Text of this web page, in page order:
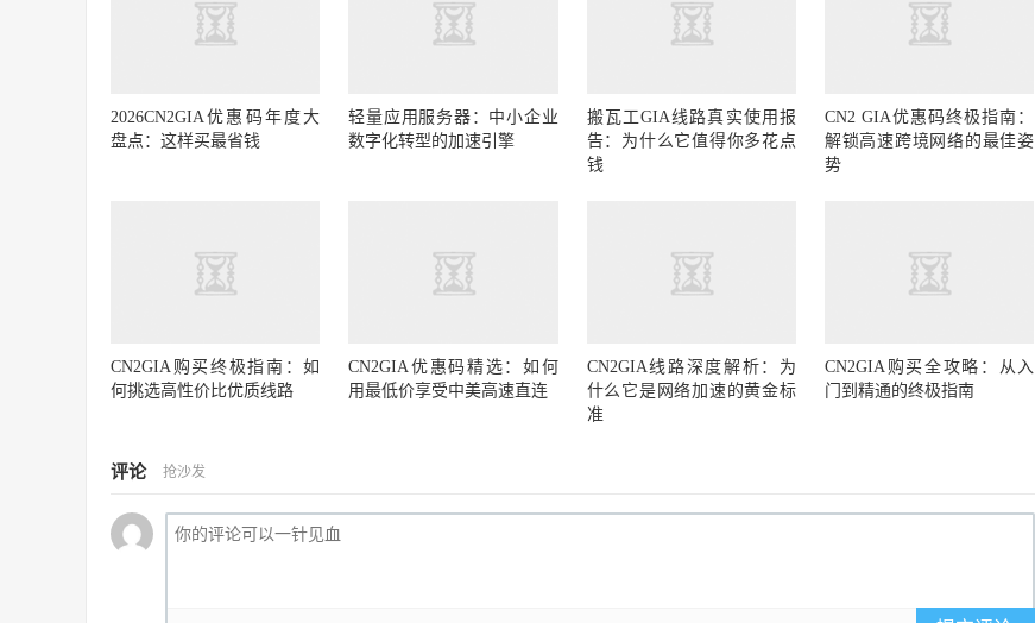
2026CN2GIA优惠码年度大
盘点：这样买最省钱
轻量应用服务器：中小企业
数字化转型的加速引擎
搬瓦工GIA线路真实使用报
告：为什么它值得你多花点
钱
CN2 GIA优惠码终极指南：
解锁高速跨境网络的最佳姿
势
CN2GIA购买终极指南：如
何挑选高性价比优质线路
CN2GIA优惠码精选：如何
用最低价享受中美高速直连
CN2GIA线路深度解析：为
什么它是网络加速的黄金标
准
CN2GIA购买全攻略：从入
门到精通的终极指南
评论 抢沙发